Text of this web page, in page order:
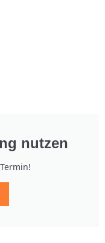
nutzen